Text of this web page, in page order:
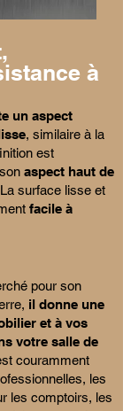
à
un aspect
, similaire à la
est
aspect haut de
surface lisse et
facile à
pour son
il donne une
et à vos
votre salle de
couramment
les
les comptoirs, les